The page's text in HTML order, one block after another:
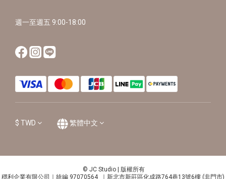
週一至週五 9:00-18:00
$ TWD 繁體中文
© JC Studio | 版權所有
穩利企業有限公司｜統編 97070564 ｜新北市新莊區化成路764巷13號6樓 (非門市)